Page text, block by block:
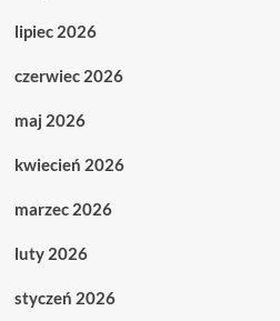
lipiec 2026
czerwiec 2026
maj 2026
kwiecień 2026
marzec 2026
luty 2026
styczeń 2026